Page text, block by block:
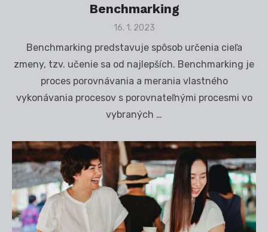
Benchmarking
Posted
16. 1. 2023
Benchmarking predstavuje spôsob určenia cieľa
zmeny, tzv. učenie sa od najlepších. Benchmarking je
proces porovnávania a merania vlastného
vykonávania procesov s porovnateľnými procesmi vo
vybraných …